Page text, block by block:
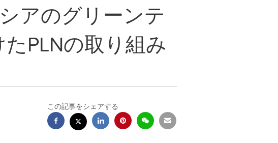
アのグリーンテ
PLNの取り組み
この記事をシェアする